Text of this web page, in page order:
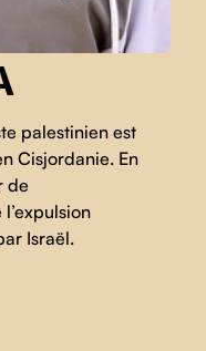
palestinien est
Cisjordanie. En
de
Israël.